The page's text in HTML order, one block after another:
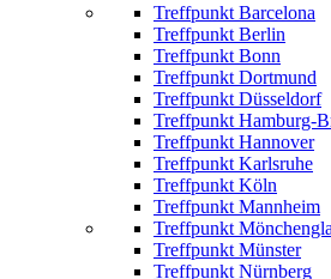
Treffpunkt Barcelona
Treffpunkt Berlin
Treffpunkt Bonn
Treffpunkt Dortmund
Treffpunkt Düsseldorf
Treffpunkt Hamburg-
Treffpunkt Hannover
Treffpunkt Karlsruhe
Treffpunkt Köln
Treffpunkt Mannheim
Treffpunkt
Treffpunkt Münster
Treffpunkt Nürnberg